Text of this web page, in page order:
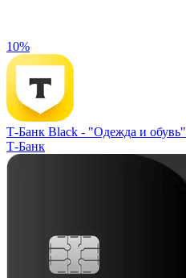
10%
Т-Банк Black - "Одежда и обувь"
Т-Банк